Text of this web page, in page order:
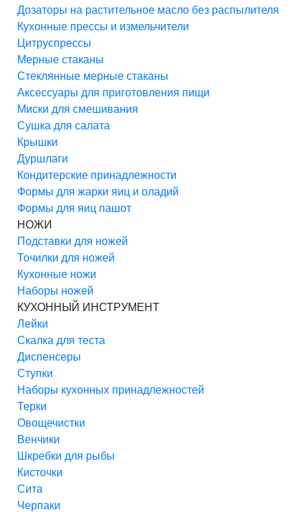
Дозаторы на растительное масло без распылителя
Кухонные прессы и измельчители
Цитруспрессы
Мерные стаканы
Стеклянные мерные стаканы
Аксессуары для приготовления пищи
Миски для смешивания
Сушка для салата
Крышки
Дуршлаги
Кондитерские принадлежности
Формы для жарки яиц и оладий
Формы для яиц пашот
НОЖИ
Подставки для ножей
Точилки для ножей
Кухонные ножи
Наборы ножей
КУХОННЫЙ ИНСТРУМЕНТ
Лейки
Скалка для теста
Диспенсеры
Ступки
Наборы кухонных принадлежностей
Терки
Овощечистки
Венчики
Шкребки для рыбы
Кисточки
Сита
Черпаки